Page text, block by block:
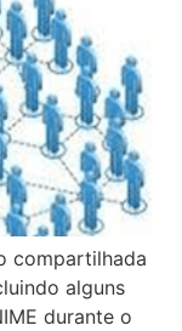
compartilhada
alguns
durante o